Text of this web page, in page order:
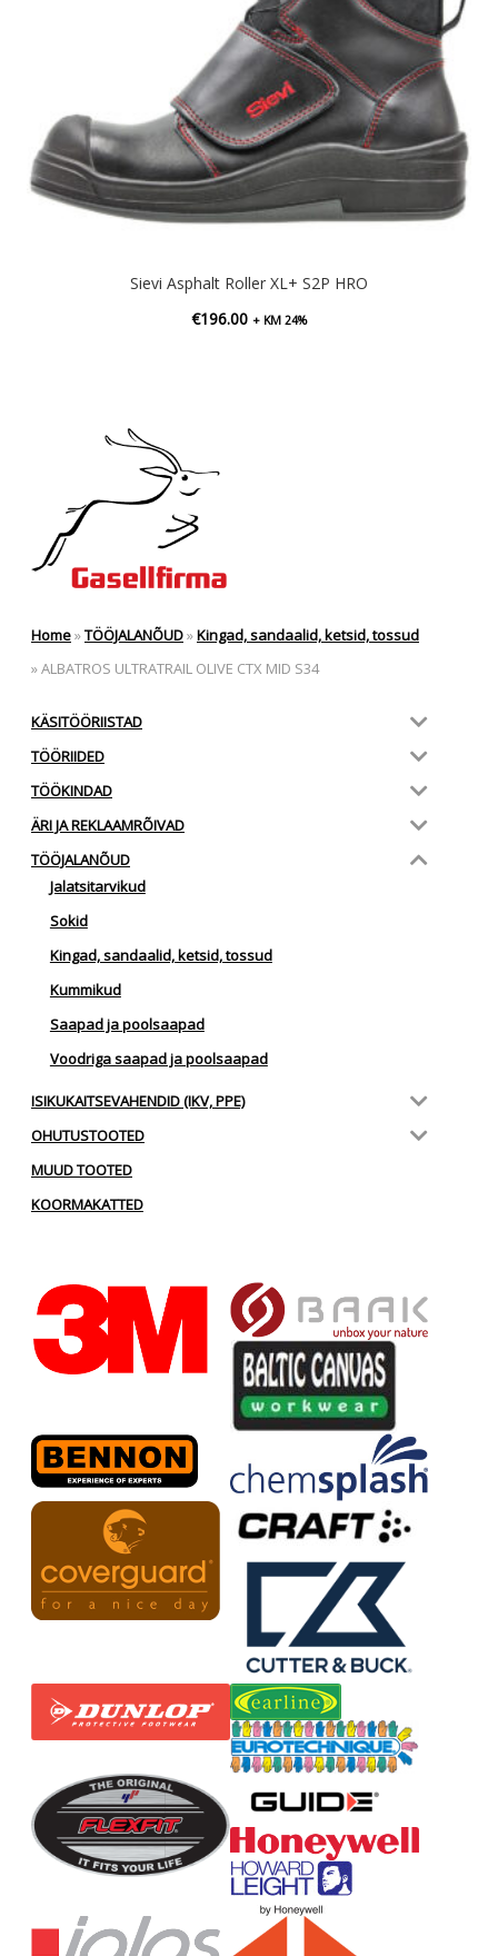
Sievi Asphalt Roller XL+ S2P HRO
€196.00 + KM 24%
Home»TÖÖJALANÕUD»Kingad, sandaalid, ketsid, tossud
»ALBATROS ULTRATRAIL OLIVE CTX MID S34
KÄSITÖÖRIISTAD
TÖÖRIIDED
TÖÖKINDAD
ÄRI JA REKLAAMRÕIVAD
TÖÖJALANÕUD
Jalatsitarvikud
Sokid
Kingad, sandaalid, ketsid, tossud
Kummikud
Saapad ja poolsaapad
Voodriga saapad ja poolsaapad
ISIKUKAITSEVAHENDID (IKV, PPE)
OHUTUSTOOTED
MUUD TOOTED
KOORMAKATTED